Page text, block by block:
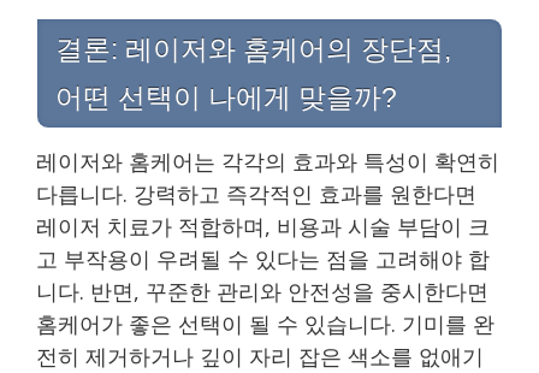
결론: 레이저와 홈케어의 장단점,
어떤 선택이 나에게 맞을까?
레이저와 홈케어는 각각의 효과와 특성이 확연히
다릅니다. 강력하고 즉각적인 효과를 원한다면
레이저 치료가 적합하며, 비용과 시술 부담이 크
고 부작용이 우려될 수 있다는 점을 고려해야 합
니다. 반면, 꾸준한 관리와 안전성을 중시한다면
홈케어가 좋은 선택이 될 수 있습니다. 기미를 완
전히 제거하거나 깊이 자리 잡은 색소를 없애기